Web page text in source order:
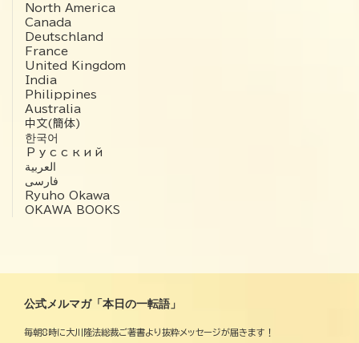
North America
Canada
Deutschland
France
United Kingdom
India
Philippines
Australia
中文(簡体)
한국어
Русский
العربية‏
فارسی
Ryuho Okawa
OKAWA BOOKS
公式メルマガ「本日の一転語」
毎朝8時に大川隆法総裁ご著書より抜粋メッセージが届きます！